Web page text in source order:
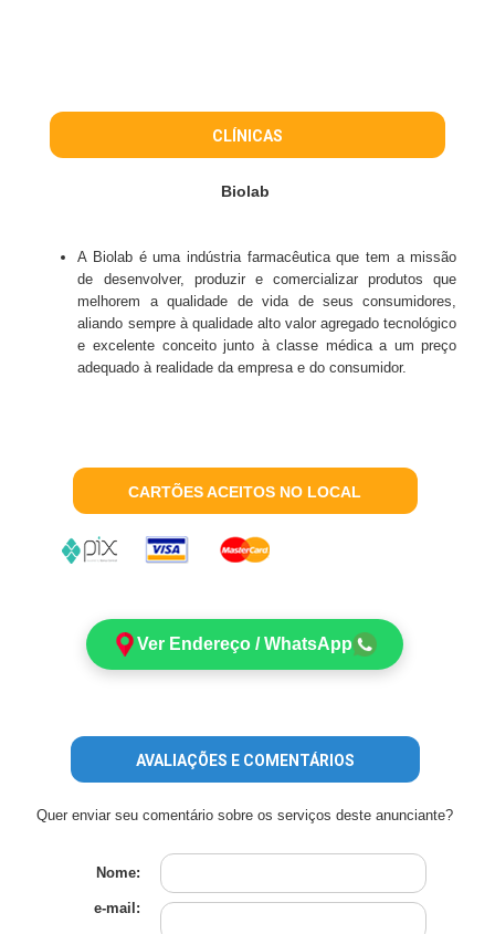
CLÍNICAS
Biolab
A Biolab é uma indústria farmacêutica que tem a missão
de desenvolver, produzir e comercializar produtos que
melhorem a qualidade de vida de seus consumidores,
aliando sempre à qualidade alto valor agregado tecnológico
e excelente conceito junto à classe médica a um preço
adequado à realidade da empresa e do consumidor.
CARTÕES ACEITOS NO LOCAL
Ver Endereço / WhatsApp
AVALIAÇÕES E COMENTÁRIOS
Quer enviar seu comentário sobre os serviços deste anunciante?
Nome:
e-mail: